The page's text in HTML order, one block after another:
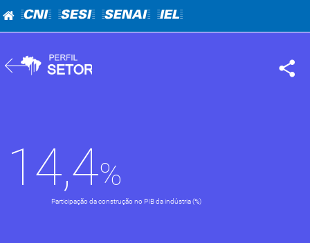
=CNI= =SESI= =SENAI= =IEL=
14,4
Participação da construção no PIB da indústria (%)